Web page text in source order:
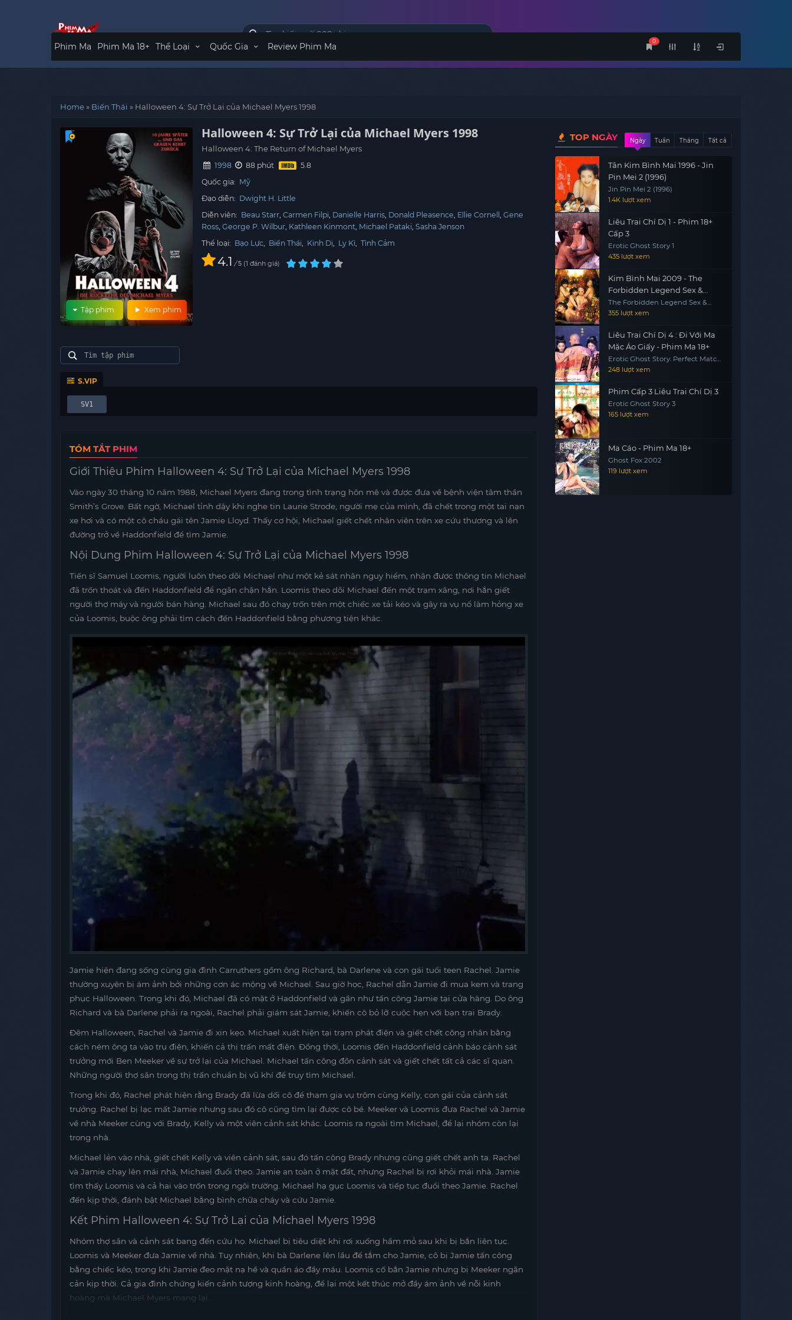
0
Phim Ma Phim Ma 18+ Thể Loại Quốc Gia Review Phim Ma
Home» Biến Thái » Halloween 4: Sự Trở Lại của Michael Myers 1998
Xem phim
Tập phim
Halloween 4: Sự Trở Lại của Michael Myers 1998
Halloween 4: The Return of Michael Myers
1998
88 phút
Quốc gia: Mỹ
Đạo diễn: Dwight H. Little
Diễn viên: Beau Starr Carmen Filpi Danielle Harris Donald Pleasence Ellie Cornell Gene
Ross George P. Wilbur Kathleen Kinmont Michael Pataki Sasha Jenson
Thể loại: Bạo Lực, Biến Thái, Kinh Dị, Ly Kì, Tình Cảm
4.1 / 5 1 đánh giá
S.VIP
SV1
TÓM TẮT PHIM
Giới Thiệu Phim Halloween 4: Sự Trở Lại của Michael Myers 1998
Vào ngày 30 tháng 10 năm 1988, Michael Myers đang trong tình trạng hôn mê và được đưa về bệnh viện tâm thần
Smith’s Grove. Bất ngờ, Michael tỉnh dậy khi nghe tin Laurie Strode, người mẹ của mình, đã chết trong một tai nạn
xe hơi và có một cô cháu gái tên Jamie Lloyd. Thấy cơ hội, Michael giết chết nhân viên trên xe cứu thương và lên
đường trở về Haddonfield để tìm Jamie.
Nội Dung Phim Halloween 4: Sự Trở Lại của Michael Myers 1998
Tiến sĩ Samuel Loomis, người luôn theo dõi Michael như một kẻ sát nhân nguy hiểm, nhận được thông tin Michael
đã trốn thoát và đến Haddonfield để ngăn chặn hắn. Loomis theo dõi Michael đến một trạm xăng, nơi hắn giết
người thợ máy và người bán hàng. Michael sau đó chạy trốn trên một chiếc xe tải kéo và gây ra vụ nổ làm hỏng xe
của Loomis, buộc ông phải tìm cách đến Haddonfield bằng phương tiện khác.
Jamie hiện đang sống cùng gia đình Carruthers gồm ông Richard, bà Darlene và con gái tuổi teen Rachel. Jamie
thường xuyên bị ám ảnh bởi những cơn ác mộng về Michael. Sau giờ học, Rachel dẫn Jamie đi mua kem và trang
phục Halloween. Trong khi đó, Michael đã có mặt ở Haddonfield và gần như tấn công Jamie tại cửa hàng. Do ông
Richard và bà Darlene phải ra ngoài, Rachel phải giám sát Jamie, khiến cô bỏ lỡ cuộc hẹn với bạn trai Brady.
Đêm Halloween, Rachel và Jamie đi xin kẹo. Michael xuất hiện tại trạm phát điện và giết chết công nhân bằng
cách ném ông ta vào trụ điện, khiến cả thị trấn mất điện. Đồng thời, Loomis đến Haddonfield cảnh báo cảnh sát
trưởng mới Ben Meeker về sự trở lại của Michael. Michael tấn công đồn cảnh sát và giết chết tất cả các sĩ quan.
Những người thợ săn trong thị trấn chuẩn bị vũ khí để truy tìm Michael.
Trong khi đó, Rachel phát hiện rằng Brady đã lừa dối cô để tham gia vụ trộm cùng Kelly, con gái của cảnh sát
trưởng. Rachel bị lạc mất Jamie nhưng sau đó cô cũng tìm lại được cô bé. Meeker và Loomis đưa Rachel và Jamie
về nhà Meeker cùng với Brady, Kelly và một viên cảnh sát khác. Loomis ra ngoài tìm Michael, để lại nhóm còn lại
trong nhà.
Michael lẻn vào nhà, giết chết Kelly và viên cảnh sát, sau đó tấn công Brady nhưng cũng giết chết anh ta. Rachel
và Jamie chạy lên mái nhà, Michael đuổi theo. Jamie an toàn ở mặt đất, nhưng Rachel bị rơi khỏi mái nhà. Jamie
tìm thấy Loomis và cả hai vào trốn trong ngôi trường. Michael hạ gục Loomis và tiếp tục đuổi theo Jamie. Rachel
đến kịp thời, đánh bật Michael bằng bình chữa cháy và cứu Jamie.
Kết Phim Halloween 4: Sự Trở Lại của Michael Myers 1998
Nhóm thợ săn và cảnh sát bang đến cứu họ. Michael bị tiêu diệt khi rơi xuống hầm mỏ sau khi bị bắn liên tục.
Loomis và Meeker đưa Jamie về nhà. Tuy nhiên, khi bà Darlene lên lầu để tắm cho Jamie, cô bị Jamie tấn công
bằng chiếc kéo, trong khi Jamie đeo mặt nạ hề và quần áo đầy máu. Loomis cố bắn Jamie nhưng bị Meeker ngăn
cản kịp thời. Cả gia đình chứng kiến cảnh tượng kinh hoàng, để lại một kết thúc mở đầy ám ảnh về nỗi kinh
hoàng mà Michael Myers mang lại.
TOP NGÀY Ngày Tuần Tháng Tất cả
Tân Kim Bình Mai 1996 - Jin
Pin Mei 2 (1996)
Jin Pin Mei 2 (1996)
1.4K lượt xem
Liêu Trai Chí Dị 1 - Phim 18+
Cấp 3
Erotic Ghost Story 1
435 lượt xem
Kim Bình Mai 2009 - The
Forbidden Legend Sex &
Chopsticks 2 (2009)
The Forbidden Legend Sex &
Chopsticks 2
355 lượt xem
Liêu Trai Chí Dị 4 : Đi Với Ma
Mặc Áo Giấy - Phim Ma 18+
Erotic Ghost Story: Perfect Match
1997
248 lượt xem
Phim Cấp 3 Liêu Trai Chí Dị 3
Erotic Ghost Story 3
165 lượt xem
Ma Cáo - Phim Ma 18+
Ghost Fox 2002
119 lượt xem